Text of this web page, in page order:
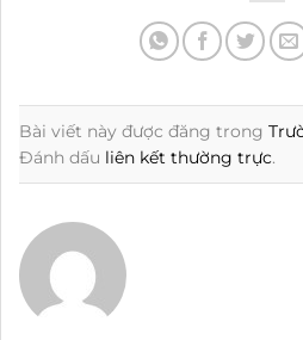
Bài viết này được đăng trong
Đánh dấu liên kết thường trực.